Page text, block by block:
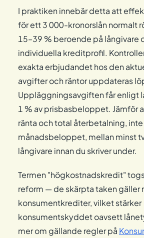
I praktiken innebär detta att
för ett 3 000-kronorslån normalt
15–39 % beroende på långivare
individuella kreditprofil.
exakta erbjudandet hos den
avgifter och räntor uppdateras
Uppläggningsavgiften får enligt
1 % av prisbasbeloppet. Jämför
ränta och total återbetalning, inte
månadsbeloppet, mellan minst
långivare innan du skriver under.
Termen "högkostnadskredit"
reform — de skärpta taken gäller
konsumentkrediter, vilket stärker
konsumentskyddet oavsett
mer om gällande regler på